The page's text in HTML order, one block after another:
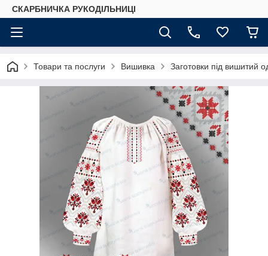
СКАРБНИЧКА РУКОДІЛЬНИЦІ
Товари та послуги Вишивка Заготовки під вишитий